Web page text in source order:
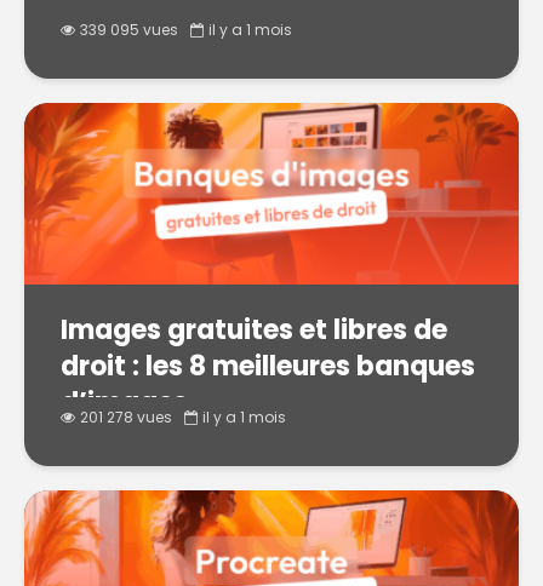
339 095 vues il y a 1 mois
Images gratuites et libres de
droit : les 8 meilleures banques
d’images
201 278 vues il y a 1 mois